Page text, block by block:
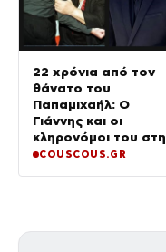
22 χρόνια από τον
θάνατο του
Παπαμιχαήλ: Ο
Γιάννης και οι
κληρονόμοι του στη
διαθήκη
COUSCOUS.GR